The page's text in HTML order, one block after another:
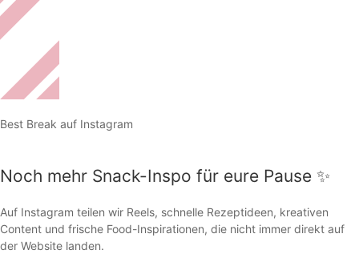
Best Break auf Instagram
Noch mehr Snack-Inspo für eure Pause ✨
Auf Instagram teilen wir Reels, schnelle Rezeptideen, kreativen
Content und frische Food-Inspirationen, die nicht immer direkt auf
der Website landen.